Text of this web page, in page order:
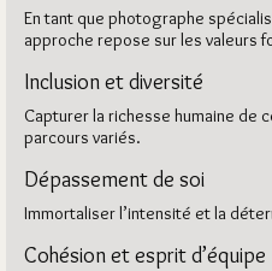
En tant que photographe
approche repose sur les valeurs
Inclusion et diversité
Capturer la richesse humaine de
parcours variés.
Dépassement de soi
Immortaliser l’intensité et la
Cohésion et esprit d’équipe